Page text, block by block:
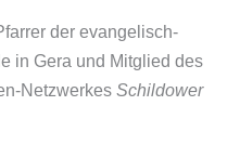
der evangelisch-​
in Gera und Mitglied des
Netzwerkes Schildower